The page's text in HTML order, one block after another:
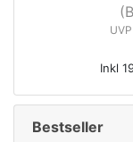
UVP
Inkl
Bestseller